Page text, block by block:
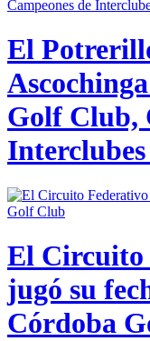
El
Golf Club,
El Circuito
jugó su
Córdoba